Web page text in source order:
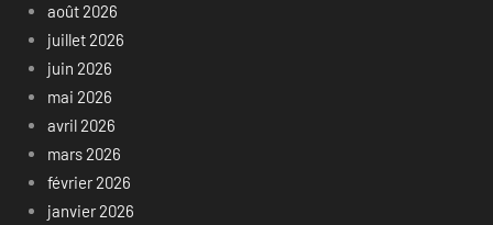
août 2026
juillet 2026
juin 2026
mai 2026
avril 2026
mars 2026
février 2026
janvier 2026